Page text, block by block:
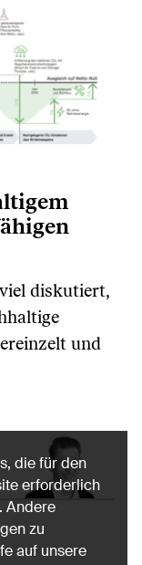
diskutiert,
und
die für den
erforderlich
Andere
zu
auf unsere